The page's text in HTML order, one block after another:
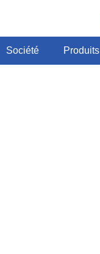
Société Produits